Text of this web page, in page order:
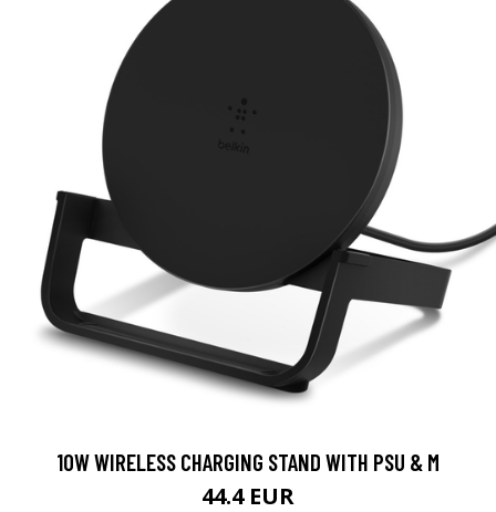
10W WIRELESS CHARGING STAND WITH PSU & M
44.4 EUR